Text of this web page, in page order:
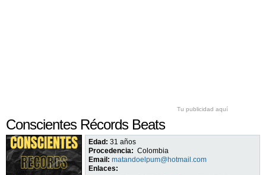
Tu publicidad aquí
Conscientes Récords Beats
Edad: 31 años
Procedencia: Colombia
Email: matandoelpum@hotmail.com
Enlaces: